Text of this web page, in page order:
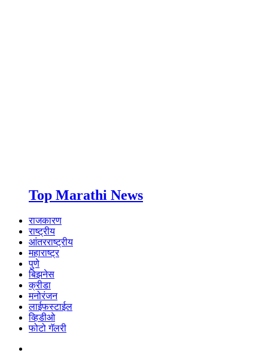
Top Marathi News
राजकारण
राष्ट्रीय
आंतरराष्ट्रीय
महाराष्ट्र
पुणे
बिझनेस
क्रीडा
मनोरंजन
लाईफस्टाईल
व्हिडीओ
फोटो गॅलरी